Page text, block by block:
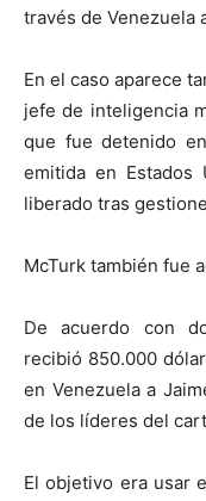
través de Venezuela
En el caso aparece
jefe de inteligencia
que fue detenido
emitida en Estados
liberado tras
McTurk también fue
De acuerdo con
recibió 850.000
en Venezuela a
de los líderes del
El objetivo era usar